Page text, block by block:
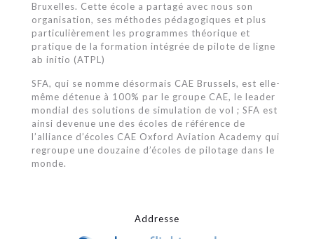
Bruxelles. Cette école a partagé avec nous son
organisation, ses méthodes pédagogiques et plus
particulièrement les programmes théorique et
pratique de la formation intégrée de pilote de ligne
ab initio (ATPL)
SFA, qui se nomme désormais CAE Brussels, est elle-
même détenue à 100% par le groupe CAE, le leader
mondial des solutions de simulation de vol ; SFA est
ainsi devenue une des écoles de référence de
l’alliance d’écoles CAE Oxford Aviation Academy qui
regroupe une douzaine d’écoles de pilotage dans le
monde.
Addresse